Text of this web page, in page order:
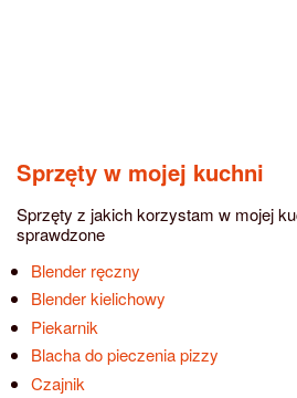
Sprzęty w mojej kuchni
Sprzęty z jakich korzystam w mojej
sprawdzone
Blender ręczny
Blender kielichowy
Piekarnik
Blacha do pieczenia pizzy
Czajnik